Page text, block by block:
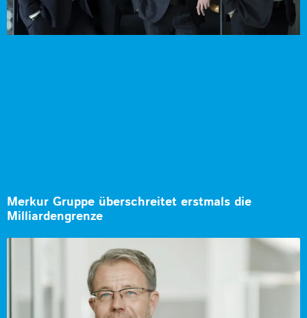
Merkur Gruppe überschreitet erstmals die
Milliardengrenze